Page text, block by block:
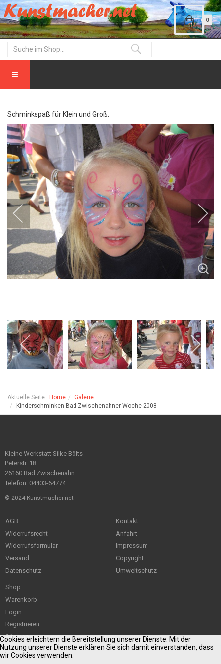
0
Schminkspaß für Klein und Groß.
Aktuelle Seite: Home
Galerie
Kinderschminken Bad Zwischenahner Woche 2008
Kleine Werkstatt Silke Bölts
Peterstr. 18
26160 Bad Zwischenahn
Telefon: 04403-64774
© 2024 Kunstmacher.net
AGB
Widerrufsrecht
Widerrufsformular
Versand
Datenschutz
Kontakt
Anfahrt
Impressum
Copyright
Umweltschutz
Shop
Warenkorb
Login
Registrieren
Sitemap
Cookies erleichtern die Bereitstellung unserer Dienste. Mit der
Nutzung unserer Dienste erklären Sie sich damit einverstanden, dass
wir Cookies verwenden.